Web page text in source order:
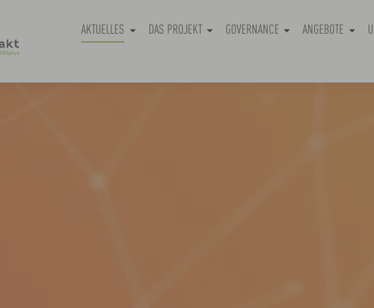
AKTUELLES DAS PROJEKT GOVERNANCE ANGEBOTE